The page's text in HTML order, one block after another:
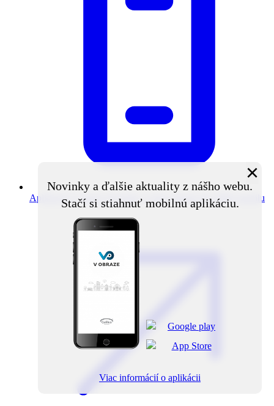
Aplikácia V obraze Novinky z obce priamo do vášho mobilu
Novinky a ďalšie aktuality z nášho webu.
Stačí si stiahnuť mobilnú aplikáciu.
×
Viac informácií o aplikácii